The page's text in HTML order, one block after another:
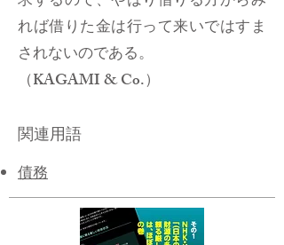
れば借りた金は行って来いではすま
されないのである。
（KAGAMI & Co.）
関連用語
債務